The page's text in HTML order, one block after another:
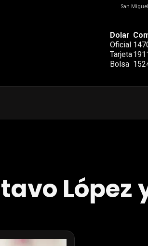
San
Dolar
Oficial
Tarjeta
Bolsa
López